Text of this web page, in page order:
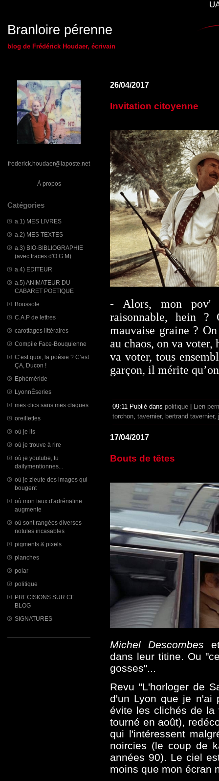
Branloire pérenne
blog de Frédérick Houdaer, écrivain
frederick.houdaer@laposte.net
À propos
Catégories
a.1) MES LIVRES
a.2) MES TEXTES
a.3) BIO-BIBLIOGRAPHIE
(avec traces d'O.G.M)
a.4) EDITEUR
a.5) ANIMATEUR DU
CABARET POETIQUE
Boussole
C.A.P de lettres
carottages littéraires
Compile Face-Bouquienne
C’est quoi, la poésie ? C’est
ÇA, Ducon !
Ephéméride
LyonnÈseries
mes clics sans mes claques
oreillettes
où je lis
où je trouve à rire
où je youtube, tu
dailymentionnes...
où je zieute des images qui
bougent
où mon taux d'adrénaline
augmente
où sont rangées diverses
notules incasables
pigments & pixels
planches
polar
politique
PRECISIONS SUR CE
BLOG
SIGNATURES
26/04/2017
Invitation citoyenne
- Alors, mon pov'
raisonnable, hein
mauvaise graine ?
au chaos, on va voter,
va voter, tous
garçon, il mérite
09:11 Publié dans politique
Lien
torchon, tavernier, bertrand tavernier,
17/04/2017
Bouts de têtes
Michel Descombes
dans leur titine. Ou
gosses"...
Revu "L'horloger de
d'un Lyon que je n'ai
évite les clichés de la
tourné en août),
qui l'intéressent
noircies (le coup de
années 90). Le ciel
moins que mon écran